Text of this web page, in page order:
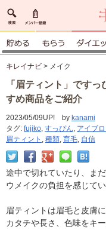
キレイナビ > メイク
「眉ティント」です
すめ商品をご紹介
2023/05/09UP! by kanami
タグ: fujiko, すっぴん, アイブ
眉ティント , 種類, 育毛, 自信
途中で切れていたり、ま
ウメイクの負担を感じて
眉ティントは眉毛と皮膚
カタチや長さ、色味をキ